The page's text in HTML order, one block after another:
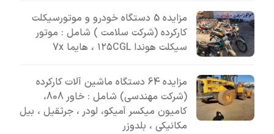
مزایده 5 دستگاه خودرو و موتورسیکلت
کارکرده (شرکت سلامت ) شامل : موتور
سیکلت هوندا ۱۲۵CGL ، هایما 7x
مزایده 64 دستگاه ماشین آلات کارکرده
(شرکت مهندسی) شامل : خاور 808،
کامیون میکسر آمیکو، لودر ، جرثقیل ، بیل
مکانیکی ، بلدوزر